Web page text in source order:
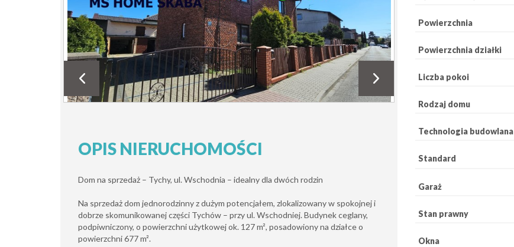
OPIS NIERUCHOMOŚCI
Dom na sprzedaż – Tychy, ul. Wschodnia – idealny dla dwóch rodzin
Na sprzedaż dom jednorodzinny z dużym potencjałem, zlokalizowany w spokojnej i
dobrze skomunikowanej części Tychów – przy ul. Wschodniej. Budynek ceglany,
podpiwniczony, o powierzchni użytkowej ok. 127 m², posadowiony na działce o
powierzchni 677 m².
Powierzchnia
Powierzchnia działki
Liczba pokoi
Rodzaj domu
Technologia budowlana
Standard
Garaż
Stan prawny
Okna